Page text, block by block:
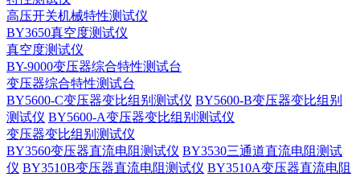
高压开关机械特性测试仪
BY3650真空度测试仪
真空度测试仪
BY-9000变压器综合特性测试台
变压器综合特性测试台
BY5600-C变压器变比组别测试仪 BY5600-B变压器变比组别
测试仪 BY5600-A变压器变比组别测试仪
变压器变比组别测试仪
BY3560变压器直流电阻测试仪 BY3530三通道直流电阻测试
仪 BY3510B变压器直流电阻测试仪 BY3510A变压器直流电阻